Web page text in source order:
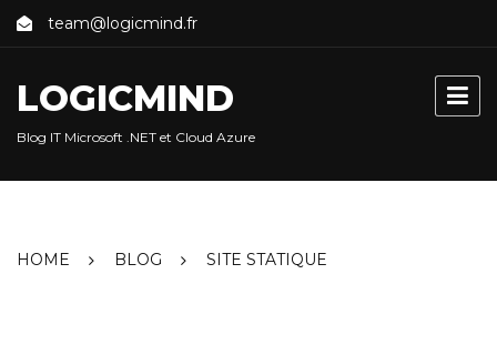
Skip
team@logicmind.fr
LOGICMIND
Blog IT Microsoft .NET et Cloud Azure
HOME BLOG SITE STATIQUE